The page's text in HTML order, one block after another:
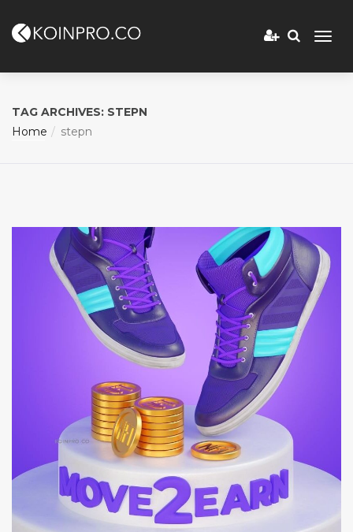
TAG ARCHIVES: STEPN
Home
stepn